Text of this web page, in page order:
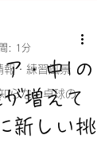
報・練習風景
らない卓球の
・中1の
増えて
新しい挑
: 1分